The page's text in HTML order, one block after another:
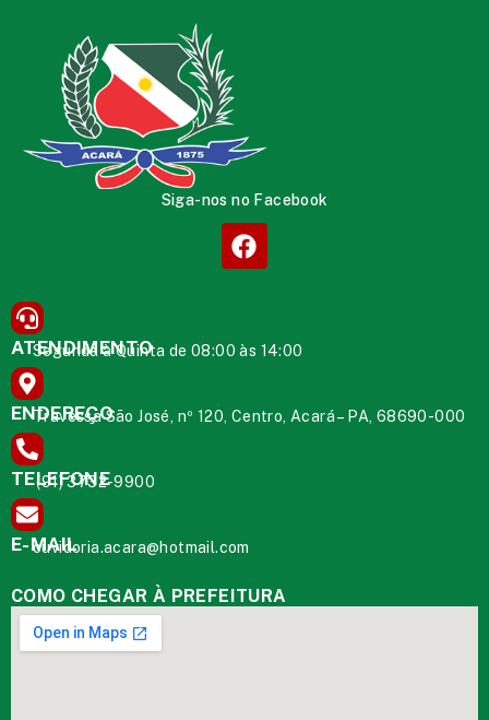
Siga-nos no Facebook
ATENDIMENTO
Segunda à Quinta de 08:00 às 14:00
ENDEREÇO
Travessa São José, nº 120, Centro, Acará – PA, 68690-000
TELEFONE
(91) 3732-9900
E-MAIL
ouvidoria.acara@hotmail.com
COMO CHEGAR À PREFEITURA